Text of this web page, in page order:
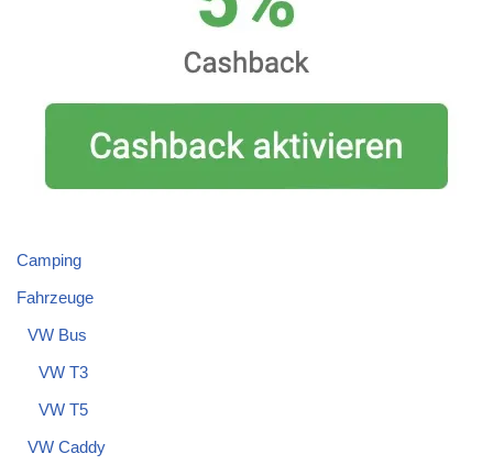
Camping
Fahrzeuge
VW Bus
VW T3
VW T5
VW Caddy